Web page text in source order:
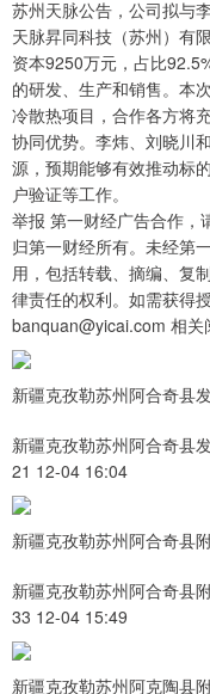
苏州天脉公告，公司拟与
天脉昇同科技（苏州）有
资本9250万元，占比
的研发、生产和销售。本
冷散热项目，合作各方将
协同优势。李炜、刘晓川
源，预期能够有效推动标
户验证等工作。
举报 第一财经广告合作，
归第一财经所有。未经第
用，包括转载、摘编、复
律责任的权利。如需获得
banquan@yicai.com 相关
新疆克孜勒苏州阿合奇县
新疆克孜勒苏州阿合奇县
21 12-04 16:04
新疆克孜勒苏州阿合奇县
新疆克孜勒苏州阿合奇县
33 12-04 15:49
新疆克孜勒苏州阿克陶县